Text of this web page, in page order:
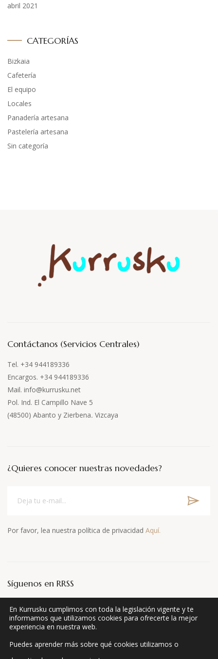
abril 2021
CATEGORÍAS
Bizkaia
Cafetería
El equipo
Locales
Panadería artesana
Pastelería artesana
Sin categoría
Contáctanos (Servicios Centrales)
Tel. +34 944189336
Encargos. +34 944189336
Mail. info@kurrusku.net
Pol. Ind. El Campillo Nave 5
(48500) Abanto y Zierbena. Vizcaya
¿Quieres conocer nuestras novedades?
Por favor, lea nuestra política de privacidad Aquí.
Síguenos en RRSS
En Kurrusku cumplimos con toda la legislación vigente y te
informamos que utilizamos cookies para ofrecerte la mejor
experiencia en nuestra web.
Puedes aprender más sobre qué cookies utilizamos o